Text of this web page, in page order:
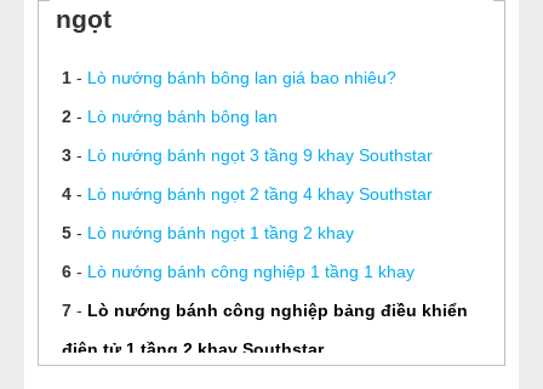
ngọt
1- Lò nướng bánh bông lan giá bao nhiêu?
2- Lò nướng bánh bông lan
3- Lò nướng bánh ngọt 3 tầng 9 khay Southstar
4- Lò nướng bánh ngọt 2 tầng 4 khay Southstar
5- Lò nướng bánh ngọt 1 tầng 2 khay
6- Lò nướng bánh công nghiệp 1 tầng 1 khay
7- Lò nướng bánh công nghiệp bảng điều khiển
điện tử 1 tầng 2 khay Southstar